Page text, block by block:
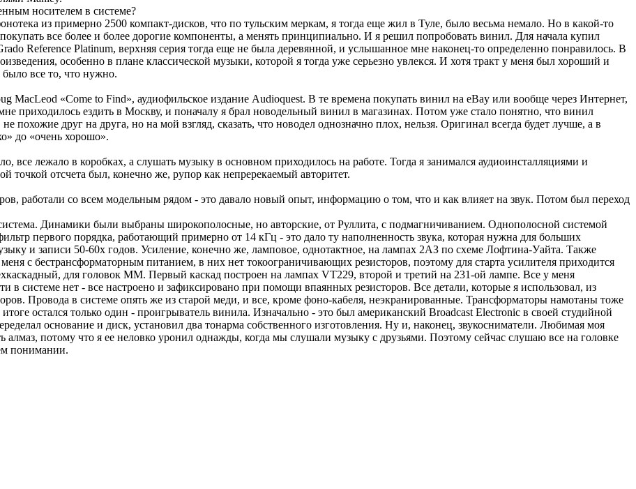
носителем в системе?
из примерно 2500 компакт-дисков, что по тульским меркам, я тогда еще жил в Туле, было весьма немало. Но в какой-то
все более и более дорогие компоненты, а менять принципиально. И я решил попробовать винил. Для начала купил
Reference Platinum, верхняя серия тогда еще не была деревянной, и услышанное мне наконец-то определенно понравилось. В
особенно в плане классической музыки, которой я тогда уже серьезно увлекся. И хотя тракт у меня был хороший и
все то, что нужно.
MacLeod «Come to Find», аудиофильское издание Audioquest. В те времена покупать винил на eBay или вообще через Интернет,
приходилось ездить в Москву, и поначалу я брал новодельный винил в магазинах. Потом уже стало понятно, что винил
похожие друг на друга, но на мой взгляд, сказать, что новодел однозначно плох, нельзя. Оригинал всегда будет лучше, а в
до «очень хорошо».
все лежало в коробках, а слушать музыку в основном приходилось на работе. Тогда я занимался аудиоинсталляциями и
точкой отсчета был, конечно же, рупор как непререкаемый авторитет.
работали со всем модельным рядом - это давало новый опыт, информацию о том, что и как влияет на звук. Потом был переход
Динамики были выбраны широкополосные, но авторские, от Руллита, с подмагничиванием. Однополосной системой
первого порядка, работающий примерно от 14 кГц - это дало ту наполненность звука, которая нужна для больших
и записи 50-60х годов. Усиление, конечно же, ламповое, однотактное, на лампах 2АЗ по схеме Лофтина-Уайта. Также
с бестрансформаторным питанием, в них нет токоограничивающих резисторов, поэтому для старта усилителя приходится
для головок ММ. Первый каскад построен на лампах VT229, второй и третий на 231-ой лампе. Все у меня
в системе нет - все настроено и зафиксировано при помощи впаянных резисторов. Все детали, которые я использовал, из
Провода в системе опять же из старой меди, и все, кроме фоно-кабеля, неэкранированные. Трансформаторы намотаны тоже
остался только один - проигрыватель винила. Изначально - это был американский Broadcast Electronic в своей студийной
основание и диск, установил два тонарма собственного изготовления. Ну и, наконец, звукосниматели. Любимая моя
алмаз, потому что я ее неловко уронил однажды, когда мы слушали музыку с друзьями. Поэтому сейчас слушаю все на головке
понимании.